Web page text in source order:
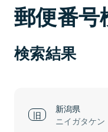
郵便番号
検索結果
新潟県
ニイガタケン